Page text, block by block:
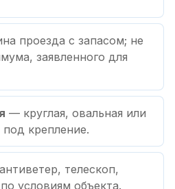
проезда с запасом; не
заявленного для
— круглая, овальная или
под крепление.
телескоп,
условиям объекта.